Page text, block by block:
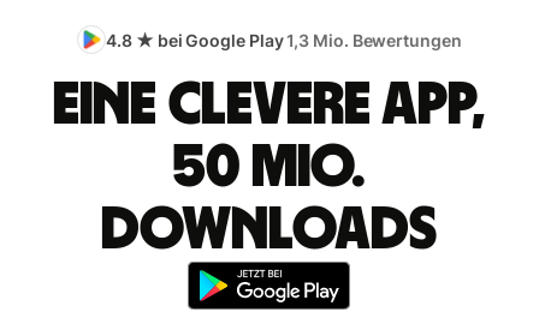
4.8 ★ bei Google Play1,3 Mio. Bewertungen
Eine clevere App,
50 Mio.
Downloads